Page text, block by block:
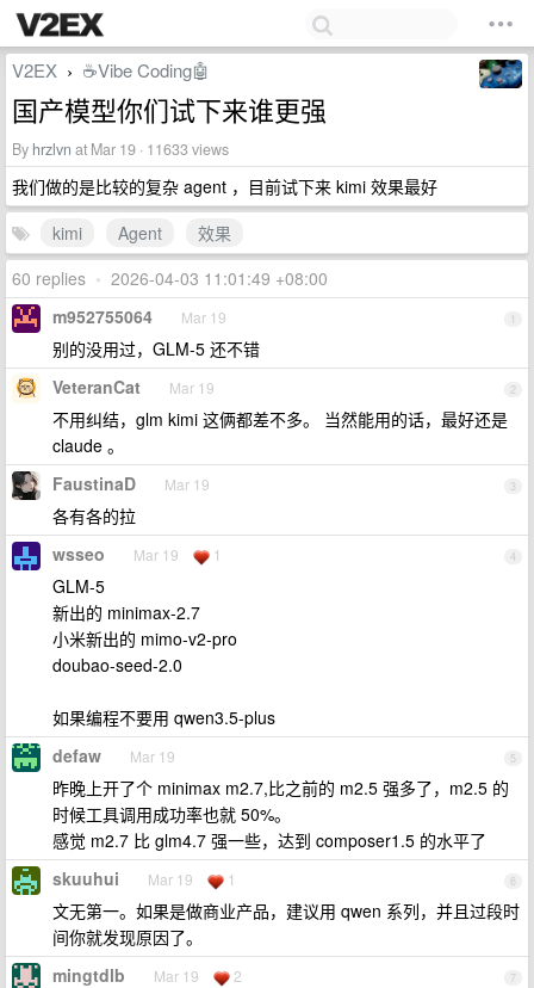
V2EX › ☕Vibe Coding🤖
国产模型你们试下来谁更强
By hrzlvn at Mar 19 · 11633 views
我们做的是比较的复杂 agent ，目前试下来 kimi 效果最好
kimi
Agent
效果
60 replies • 2026-04-03 11:01:49 +08:00
1
m952755064 Mar 19
别的没用过，GLM-5 还不错
2
VeteranCat Mar 19
不用纠结，glm kimi 这俩都差不多。 当然能用的话，最好还是
claude 。
3
FaustinaD Mar 19
各有各的拉
4
wsseo Mar 19 1
GLM-5
新出的 minimax-2.7
小米新出的 mimo-v2-pro
doubao-seed-2.0
如果编程不要用 qwen3.5-plus
5
defaw Mar 19
昨晚上开了个 minimax m2.7,比之前的 m2.5 强多了，m2.5 的
时候工具调用成功率也就 50%。
感觉 m2.7 比 glm4.7 强一些，达到 composer1.5 的水平了
6
skuuhui Mar 19 1
文无第一。如果是做商业产品，建议用 qwen 系列，并且过段时
间你就发现原因了。
7
mingtdlb Mar 19 2